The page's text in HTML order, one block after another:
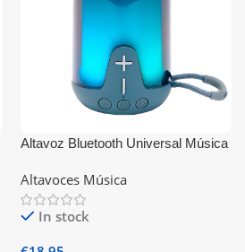
Altavoz Bluetooth Universal Música
Altavoces Música
In stock